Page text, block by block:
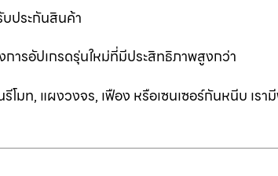
ประกันสินค้า
ารอัปเกรดรุ่นใหม่ที่มีประสิทธิภาพสูงกว่า
รีโมท, แผงวงจร, เฟือง หรือเซนเซอร์กันหนีบ เรา